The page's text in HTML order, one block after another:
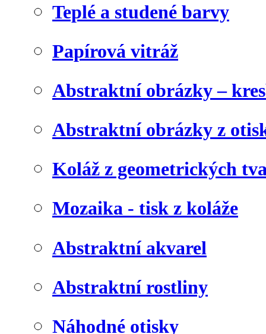
Teplé a studené barvy
Papírová vitráž
Abstraktní obrázky –
Abstraktní obrázky z
Koláž z geometrických
Mozaika - tisk z koláže
Abstraktní akvarel
Abstraktní rostliny
Náhodné otisky